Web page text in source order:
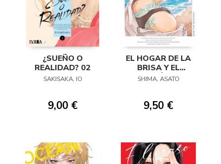
¿SUEÑO O
REALIDAD? 02
SAKISAKA, IO
9,00 €
EL HOGAR DE LA
BRISA Y EL
DRAGÓN 01
SHIMA, ASATO
9,50 €